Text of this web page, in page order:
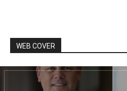
WEB COVER